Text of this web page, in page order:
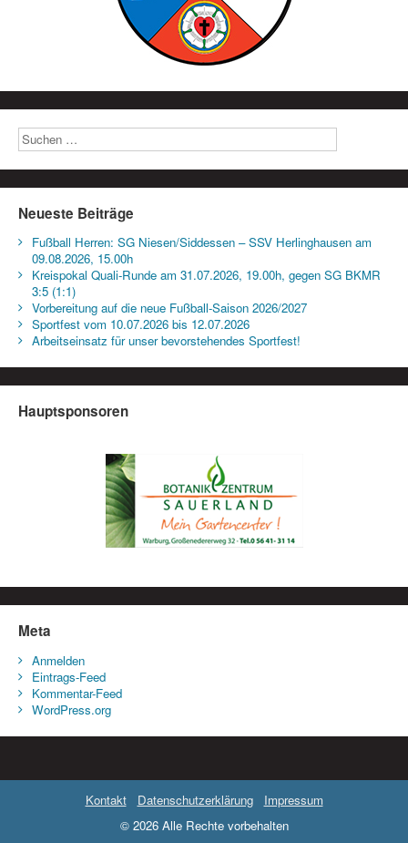
Neueste Beiträge
Fußball Herren: SG Niesen/Siddessen – SSV Herlinghausen am
09.08.2026, 15.00h
Kreispokal Quali-Runde am 31.07.2026, 19.00h, gegen SG BKMR
3:5 (1:1)
Vorbereitung auf die neue Fußball-Saison 2026/2027
Sportfest vom 10.07.2026 bis 12.07.2026
Arbeitseinsatz für unser bevorstehendes Sportfest!
Hauptsponsoren
Meta
Anmelden
Eintrags-Feed
Kommentar-Feed
WordPress.org
Kontakt Datenschutzerklärung
Impressum
© 2026 Alle Rechte vorbehalten